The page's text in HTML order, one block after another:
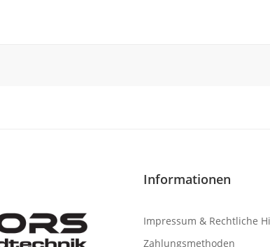
Informationen
Impressum & Rechtliche
Zahlungsmethoden